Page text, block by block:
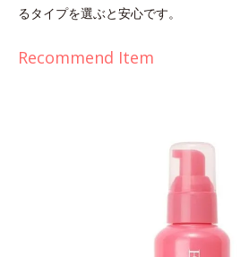
るタイプを選ぶと安心です。
Recommend Item